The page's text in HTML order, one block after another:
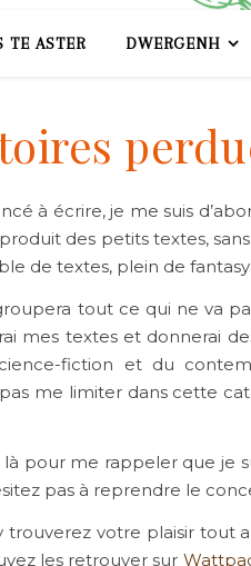
TE ASTER DWERGENH
à écrire, je me suis
des petits textes,
de textes, plein de
tout ce qui ne va
mes textes et donnerai
fiction et du
me limiter dans cette
pour me rappeler que je
pas à reprendre le
trouverez votre plaisir tout
les retrouver sur